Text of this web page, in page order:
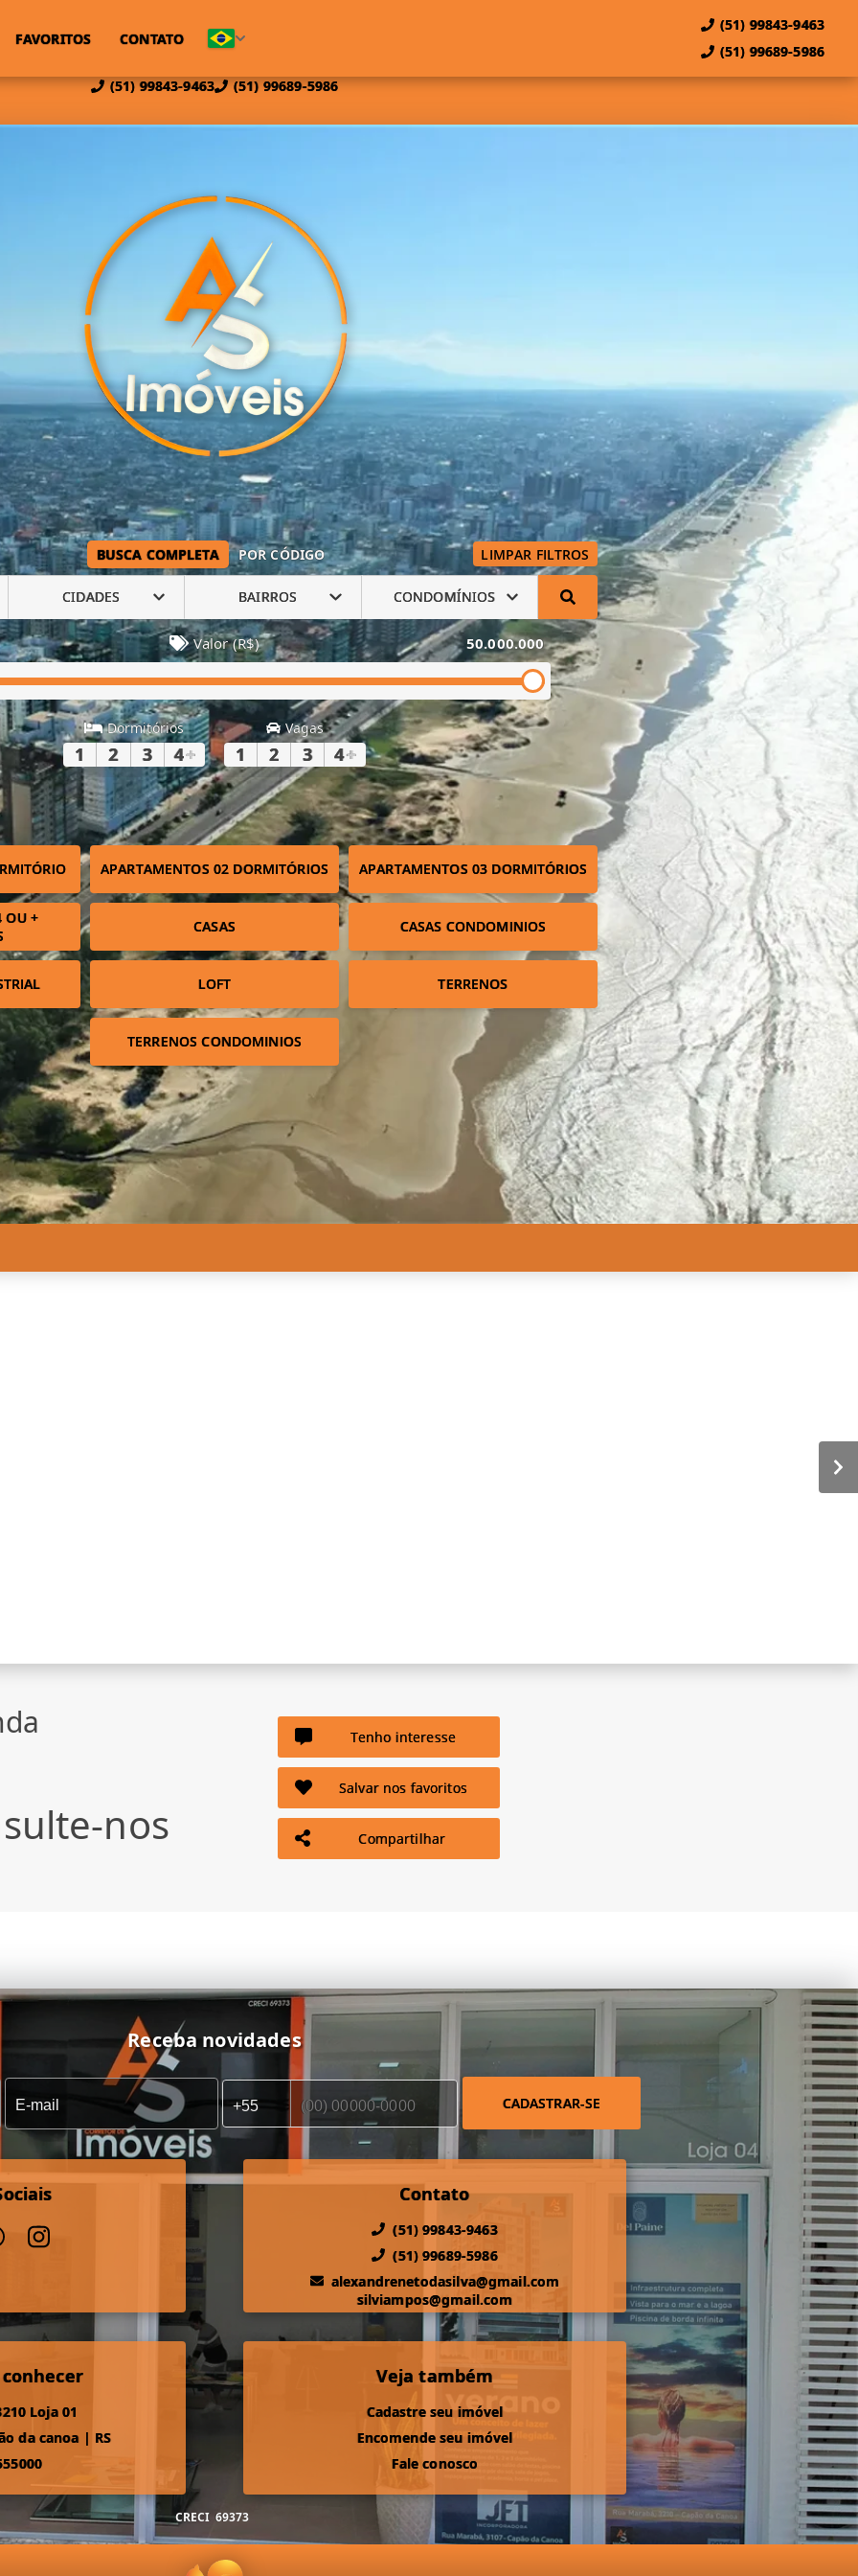
(51) 99843-9463 (51) 99689-5986
FAVORITOS CONTATO
(51) 99843-9463
(51) 99689-5986
BUSCA COMPLETA POR CÓDIGO LIMPAR FILTROS
CIDADES BAIRROS CONDOMÍNIOS
Valor (R$) 50.000.000
Dormitórios
1 2 3 4+
Vagas
1 2 3 4+
APARTAMENTOS 02 DORMITÓRIOS APARTAMENTOS 03 DORMITÓRIOS
OU +
CASAS CASAS CONDOMINIOS
LOFT TERRENOS
TERRENOS CONDOMINIOS
nos
Tenho interesse
Salvar nos favoritos
Compartilhar
Receba novidades
CADASTRAR-SE
Contato
(51) 99843-9463
(51) 99689-5986
alexandrenetodasilva@gmail.com
silviampos@gmail.com
Loja 01
da canoa | RS
Veja também
Cadastre seu imóvel
Encomende seu imóvel
Fale conosco
CRECI 69373